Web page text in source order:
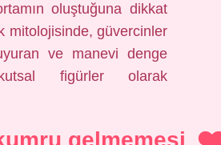
oluştuğuna dikkat
mitolojisinde, güvercinler
ve manevi denge
figürler olarak
gelmemesi